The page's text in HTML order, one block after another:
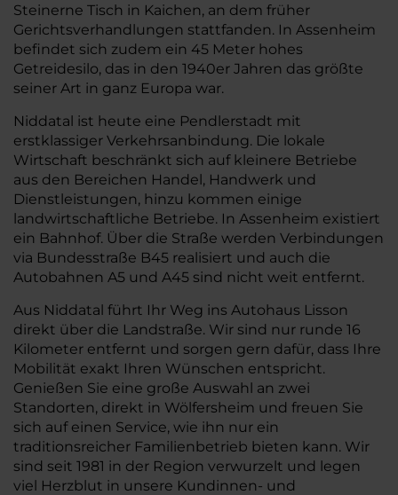
Steinerne Tisch in Kaichen, an dem früher
Gerichtsverhandlungen stattfanden. In Assenheim
befindet sich zudem ein 45 Meter hohes
Getreidesilo, das in den 1940er Jahren das größte
seiner Art in ganz Europa war.
Niddatal ist heute eine Pendlerstadt mit
erstklassiger Verkehrsanbindung. Die lokale
Wirtschaft beschränkt sich auf kleinere Betriebe
aus den Bereichen Handel, Handwerk und
Dienstleistungen, hinzu kommen einige
landwirtschaftliche Betriebe. In Assenheim existiert
ein Bahnhof. Über die Straße werden Verbindungen
via Bundesstraße B45 realisiert und auch die
Autobahnen A5 und A45 sind nicht weit entfernt.
Aus Niddatal führt Ihr Weg ins Autohaus Lisson
direkt über die Landstraße. Wir sind nur runde 16
Kilometer entfernt und sorgen gern dafür, dass Ihre
Mobilität exakt Ihren Wünschen entspricht.
Genießen Sie eine große Auswahl an zwei
Standorten, direkt in Wölfersheim und freuen Sie
sich auf einen Service, wie ihn nur ein
traditionsreicher Familienbetrieb bieten kann. Wir
sind seit 1981 in der Region verwurzelt und legen
viel Herzblut in unsere Kundinnen- und